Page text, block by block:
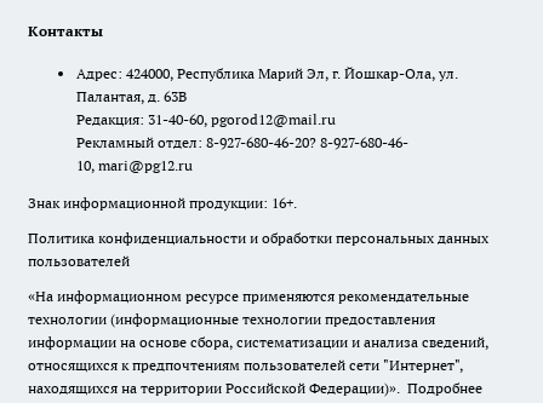
Контакты
Адрес: 424000, Республика Марий Эл, г. Йошкар-Ола, ул.
Палантая, д. 63В
Редакция: 31-40-60, pgorod12@mail.ru
Рекламный отдел: 8-927-680-46-20? 8-927-680-46-
10, mari@pg12.ru
Знак информационной продукции: 16+.
Политика конфиденциальности и обработки персональных данных
пользователей
«На информационном ресурсе применяются рекомендательные
технологии (информационные технологии предоставления
информации на основе сбора, систематизации и анализа сведений,
относящихся к предпочтениям пользователей сети "Интернет",
находящихся на территории Российской Федерации)». Подробнее